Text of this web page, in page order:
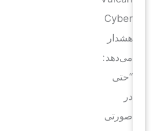
Cyber
هشدار
می‌دهد:
“حتی
صورتی